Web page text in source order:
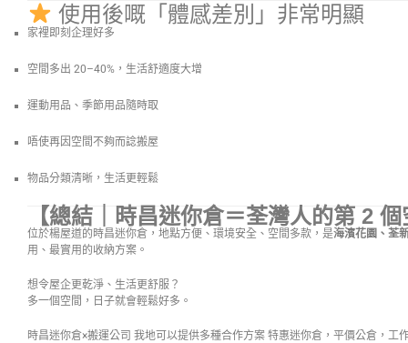
使用後嘅「體感差別」非常明顯
家裡即刻企理好多
空間多出 20–40%，生活舒適度大增
運動用品、季節用品隨時取
唔使再因空間不夠而諗搬屋
物品分類清晰，生活更輕鬆
【總結｜時昌迷你倉＝荃灣人的第 2
位於楊屋道的時昌迷你倉，地點方便、環境安全、空間多款，是海濱花園、荃
用、最實用的收納方案。
想令屋企更乾淨、生活更舒服？
多一個空間，日子就會輕鬆好多。
時昌迷你倉×搬運公司 我地可以提供多種合作方案 特惠迷你倉，平價公倉，工